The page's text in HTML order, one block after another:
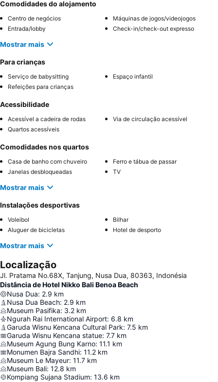
Comodidades do alojamento
Centro de negócios
Máquinas de jogos/videojogos
Entrada/lobby
Check-in/check-out expresso
Mostrar mais
Para crianças
Serviço de babysitting
Espaço infantil
Refeições para crianças
Acessibilidade
Acessível a cadeira de rodas
Via de circulação acessível
Quartos acessíveis
Comodidades nos quartos
Casa de banho com chuveiro
Ferro e tábua de passar
Janelas desbloqueadas
TV
Mostrar mais
Instalações desportivas
Voleibol
Bilhar
Aluguer de bicicletas
Hotel de desporto
Mostrar mais
Localização
Jl. Pratama No.68X, Tanjung, Nusa Dua, 80363, Indonésia
Distância de Hotel Nikko Bali Benoa Beach
Nusa Dua: 2.9 km
Nusa Dua Beach: 2.9 km
Museum Pasifika: 3.2 km
Ngurah Rai International Airport: 6.8 km
Garuda Wisnu Kencana Cultural Park: 7.5 km
Garuda Wisnu Kencana statue: 7.7 km
Museum Agung Bung Karno: 11.1 km
Monumen Bajra Sandhi: 11.2 km
Museum Le Mayeur: 11.7 km
Museum Bali: 12.8 km
Kompiang Sujana Stadium: 13.6 km